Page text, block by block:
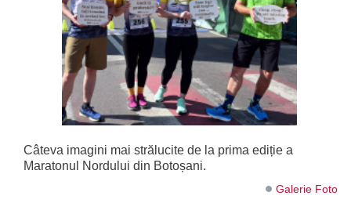
Câteva imagini mai strălucite de la prima ediție a
Maratonul Nordului din Botoșani.
Galerie Foto